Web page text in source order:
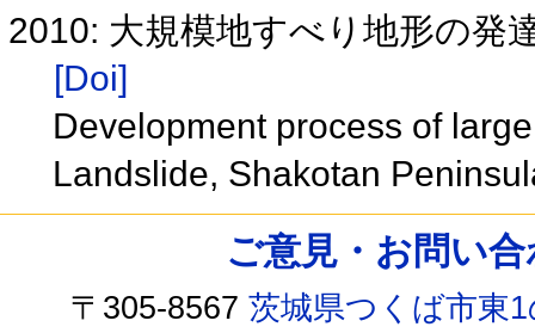
2010: 大規模地すべり地形の発
[Doi]
Development process of
Landslide, Shakotan
ご意見・お問い
〒305-8567茨城県つくば市東